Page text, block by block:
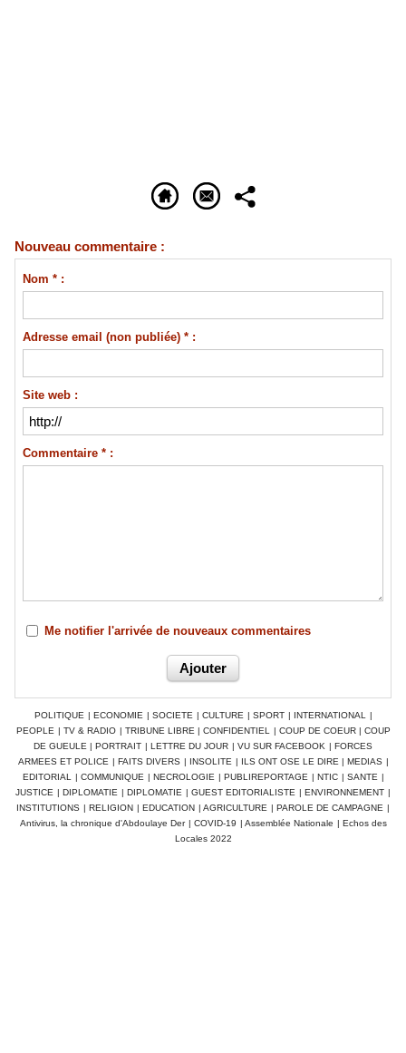
Nouveau commentaire :
Nom * :
Adresse email (non publiée) * :
Site web :
Commentaire * :
Me notifier l'arrivée de nouveaux commentaires
POLITIQUE | ECONOMIE | SOCIETE | CULTURE | SPORT | INTERNATIONAL |
PEOPLE | TV & RADIO | TRIBUNE LIBRE | CONFIDENTIEL | COUP DE COEUR | COUP
DE GUEULE | PORTRAIT | LETTRE DU JOUR | VU SUR FACEBOOK | FORCES
ARMEES ET POLICE | FAITS DIVERS | INSOLITE | ILS ONT OSE LE DIRE | MEDIAS |
EDITORIAL | COMMUNIQUE | NECROLOGIE | PUBLIREPORTAGE | NTIC | SANTE |
JUSTICE | DIPLOMATIE | DIPLOMATIE | GUEST EDITORIALISTE | ENVIRONNEMENT |
INSTITUTIONS | RELIGION | EDUCATION | AGRICULTURE | PAROLE DE CAMPAGNE |
Antivirus, la chronique d'Abdoulaye Der | COVID-19 | Assemblée Nationale | Echos des
Locales 2022